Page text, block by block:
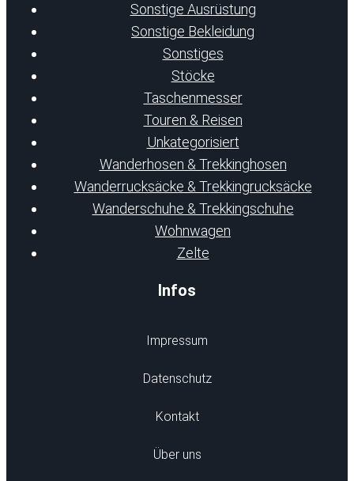
Sonstige Ausrüstung
Sonstige Bekleidung
Sonstiges
Stöcke
Taschenmesser
Touren & Reisen
Unkategorisiert
Wanderhosen & Trekkinghosen
Wanderrucksäcke & Trekkingrucksäcke
Wanderschuhe & Trekkingschuhe
Wohnwagen
Zelte
Infos
Impressum
Datenschutz
Kontakt
Über uns